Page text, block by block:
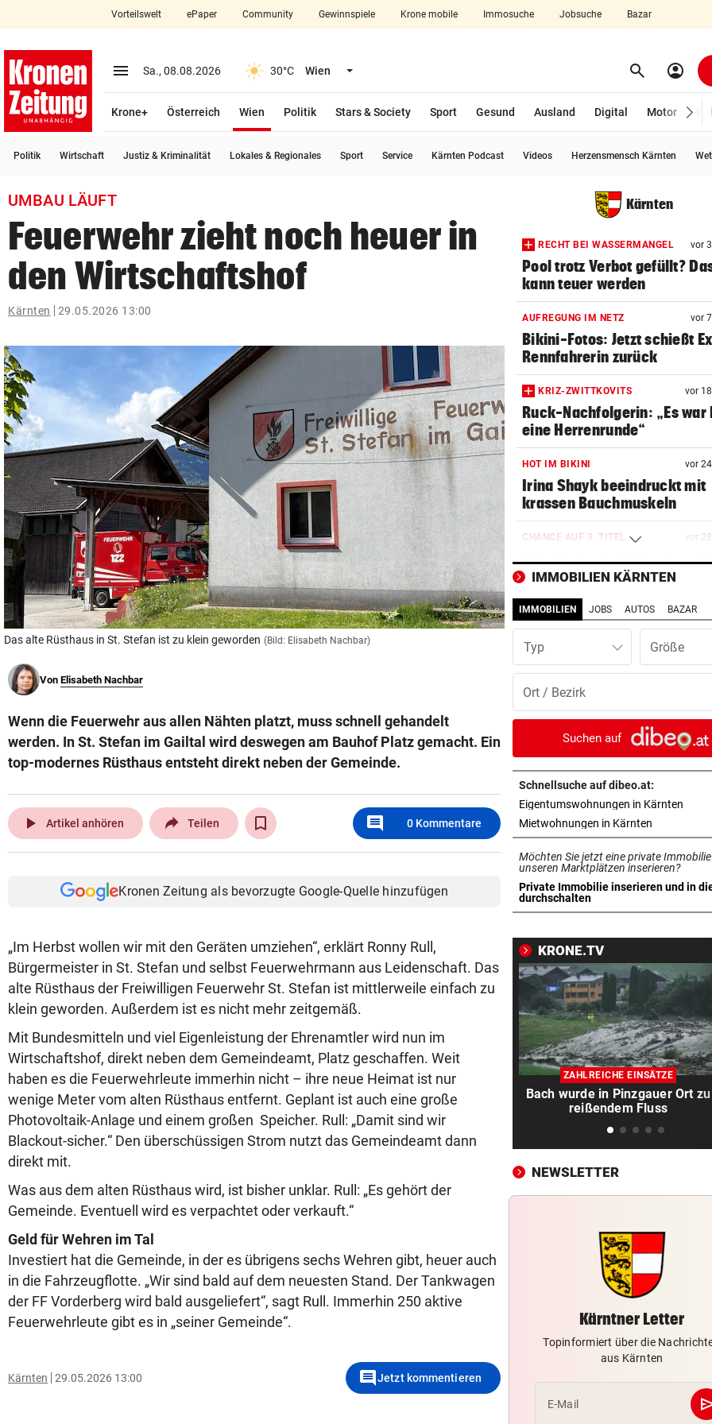
closeSchließen
account_circle Anmelden
arrow_right
bookmark
search
Suchbegriff
eingeben
© Krone Multimedia GmbH & Co KG 2026
Muthgasse 2, 1190 Wien
Vorteilswelt ePaper Community Gewinnspiele Krone mobile Immosuche Jobsuche Bazar
menu Menü aufklappen
Sa., 08.08.2026 30°C Wien Menü aufklappen search Suchen
account_circle
Krone+ Österreich Wien
Politik
Stars & Society Sport Gesund Ausland Digital Motor
Politik Wirtschaft Justiz & Kriminalität Lokales & Regionales Sport Service Kärnten Podcast Videos Herzensmensch Kärnten
UMBAU LÄUFT
Feuerwehr zieht noch heuer in
den Wirtschaftshof
Kärnten 29.05.2026 13:00
Das alte Rüsthaus in St. Stefan ist zu klein geworden (Bild: Elisabeth Nachbar)
Von Elisabeth Nachbar
Wenn die Feuerwehr aus allen Nähten platzt, muss schnell gehandelt
werden. In St. Stefan im Gailtal wird deswegen am Bauhof Platz gemacht. Ein
top-modernes Rüsthaus entsteht direkt neben der Gemeinde.
play_arrow Artikel anhören Teilen comment 0 Kommentare
Kronen Zeitung als bevorzugte Google-Quelle hinzufügen
„Im Herbst wollen wir mit den Geräten umziehen“, erklärt Ronny Rull,
Bürgermeister in St. Stefan und selbst Feuerwehrmann aus Leidenschaft. Das
alte Rüsthaus der Freiwilligen Feuerwehr St. Stefan ist mittlerweile einfach zu
klein geworden. Außerdem ist es nicht mehr zeitgemäß.
Mit Bundesmitteln und viel Eigenleistung der Ehrenamtler wird nun im
Wirtschaftshof, direkt neben dem Gemeindeamt, Platz geschaffen. Weit
haben es die Feuerwehrleute immerhin nicht – ihre neue Heimat ist nur
wenige Meter vom alten Rüsthaus entfernt. Geplant ist auch eine große
Photovoltaik-Anlage und einem großen Speicher. Rull: „Damit sind wir
Blackout-sicher.“ Den überschüssigen Strom nutzt das Gemeindeamt dann
direkt mit.
Was aus dem alten Rüsthaus wird, ist bisher unklar. Rull: „Es gehört der
Gemeinde. Eventuell wird es verpachtet oder verkauft.“
Geld für Wehren im Tal
Investiert hat die Gemeinde, in der es übrigens sechs Wehren gibt, heuer auch
in die Fahrzeugflotte. „Wir sind bald auf dem neuesten Stand. Der Tankwagen
der FF Vorderberg wird bald ausgeliefert“, sagt Rull. Immerhin 250 aktive
Feuerwehrleute gibt es in „seiner Gemeinde“.
Kärnten 29.05.2026 13:00 commentJetzt kommentieren
Kärnten
RECHT BEI WASSERMANGEL vor
Pool trotz Verbot gefüllt?
kann teuer werden
AUFREGUNG IM NETZ vor
Bikini-Fotos: Jetzt schießt
Rennfahrerin zurück
KRIZ-ZWITTKOVITS vor
Ruck-Nachfolgerin: „Es war
eine Herrenrunde“
HOT IM BIKINI vor
Irina Shayk beeindruckt mit
krassen Bauchmuskeln
CHANCE AUF 3. TITEL vor
Schwärzler dreht Partie und
ins Finale ein
MANDATAR ALARMIERT vor 28
Polizisten-Mangel: „Es
Kahlschlag!“
vor
Silverstone ab 17 Uhr LIVE
INFERNO AM GARDASEE vor
Entwarnung nach Brand:
Evakuierte dürfen zurück
SOMMERCUP 2026 LIVE:
Hard um Platz drei – Kiel
Luzern im Finale!
HERZOG & CO. IN AKTION
gegen Werder Bremen
NACH WANDERUNG vor
22-Jährige erlitt auf
Schwächeanfall
AFLE TOP-SPIEL: vor
LIVE: Vienna Vikings treffen
Wroclav Panthers
BUNDESLIGA IM TICKER vor
ALLES WAR KLAR, DANN
Überraschende Gründe:
GERICHTSENTSCHEIDUNG vor 2
ÖAMTC nicht gerufen: 130
Strafe für Lenker
vor 2
IMMOBILIEN KÄRNTEN
IMMOBILIEN JOBS AUTOS BAZAR
Typ
Suchen auf
Schnellsuche auf dibeo.at:
Eigentumswohnungen in Kärnten
Mietwohnungen in Kärnten
Möchten Sie jetzt eine private
unseren Marktplätzen inserieren?
Private Immobilie inserieren und in
durchschalten
in neuem Tab öffnen
KRONE.TV
ZAHLREICHE EINSÄTZE
Bach wurde in Pinzgauer Ort zu
reißendem Fluss
NEWSLETTER
Kärntner Letter
Topinformiert über die
aus Kärnten
E-Mail